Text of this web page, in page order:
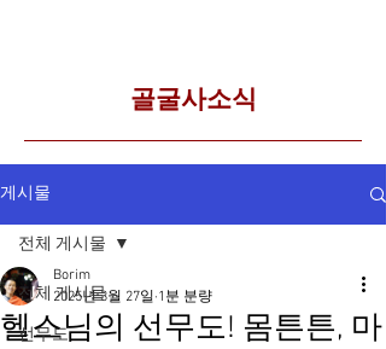
​골굴사소식
게시물
전체 게시물
선무도
전체 게시물
헬스님의 선무도! 몸튼튼, 마
Borim
2025년 3월 27일 1분 분량